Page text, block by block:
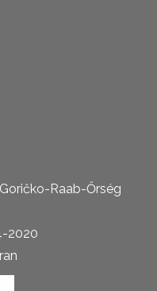
Raab-Őrség
2020